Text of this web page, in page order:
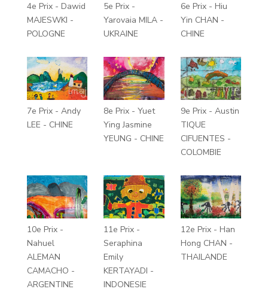
4e Prix - Dawid
MAJESWKI -
POLOGNE
5e Prix -
Yarovaia MILA -
UKRAINE
6e Prix - Hiu
Yin CHAN -
CHINE
7e Prix - Andy
LEE - CHINE
8e Prix - Yuet
Ying Jasmine
YEUNG - CHINE
9e Prix - Austin
TIQUE
CIFUENTES -
COLOMBIE
10e Prix -
Nahuel
ALEMAN
CAMACHO -
ARGENTINE
11e Prix -
Seraphina
Emily
KERTAYADI -
INDONESIE
12e Prix - Han
Hong CHAN -
THAILANDE